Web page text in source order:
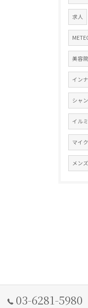
求人
美容院
イン
シャ
イル
マイ
メン
03-6281-5980